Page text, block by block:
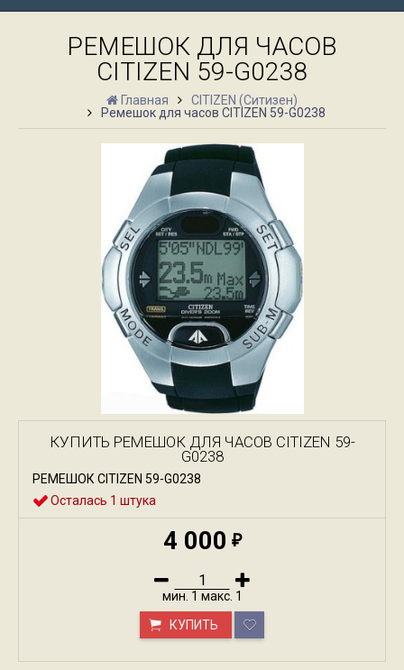
РЕМЕШОК ДЛЯ ЧАСОВ
CITIZEN 59-G0238
Главная
CITIZEN (Ситизен)
Ремешок для часов CITIZEN 59-G0238
КУПИТЬ РЕМЕШОК ДЛЯ ЧАСОВ CITIZEN 59-
G0238
РЕМЕШОК CITIZEN 59-G0238
Осталась 1 штука
4 000 ₽
мин. 1 макс. 1
КУПИТЬ